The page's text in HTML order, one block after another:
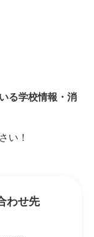
る学校情報・消
い！
わせ先